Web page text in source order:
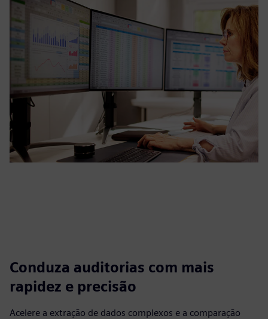
Conduza auditorias com mais
rapidez e precisão
Acelere a extração de dados complexos e a comparação